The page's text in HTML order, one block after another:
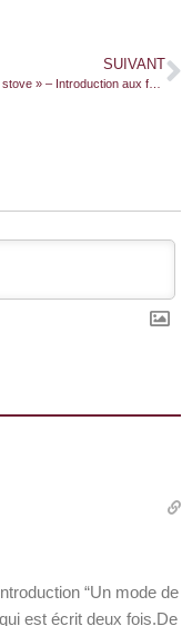
SUIVANT
Le « hobo stove » – Introduction aux fourneaux à bois
“Un mode de
est écrit deux fois.De